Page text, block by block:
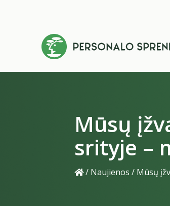
Mūsų
srityje –
/ Naujienos / Mūsų